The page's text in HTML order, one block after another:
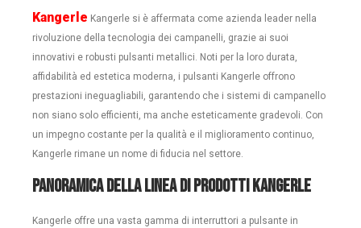
Kangerle Kangerle si è affermata come azienda leader nella
rivoluzione della tecnologia dei campanelli, grazie ai suoi
innovativi e robusti pulsanti metallici. Noti per la loro durata,
affidabilità ed estetica moderna, i pulsanti Kangerle offrono
prestazioni ineguagliabili, garantendo che i sistemi di campanello
non siano solo efficienti, ma anche esteticamente gradevoli. Con
un impegno costante per la qualità e il miglioramento continuo,
Kangerle rimane un nome di fiducia nel settore.
Panoramica della linea di prodotti Kangerle
Kangerle offre una vasta gamma di interruttori a pulsante in